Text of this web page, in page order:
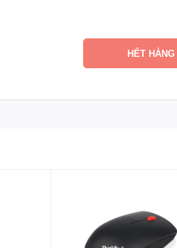
HẾT HÀNG